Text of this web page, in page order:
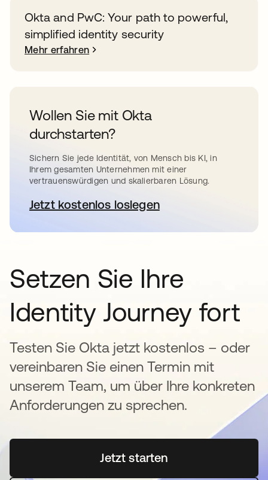
Okta and PwC: Your path to powerful,
simplified identity security
Mehr erfahren
Wollen Sie mit Okta
durchstarten?
Sichern Sie jede Identität, von Mensch bis KI, in
Ihrem gesamten Unternehmen mit einer
vertrauenswürdigen und skalierbaren Lösung.
Jetzt kostenlos loslegen
wird in einer neuen
Setzen Sie Ihre
Identity Journey fort
Testen Sie Okta jetzt kostenlos – oder
vereinbaren Sie einen Termin mit
unserem Team, um über Ihre konkreten
Anforderungen zu sprechen.
Jetzt startenwird in einer neuen